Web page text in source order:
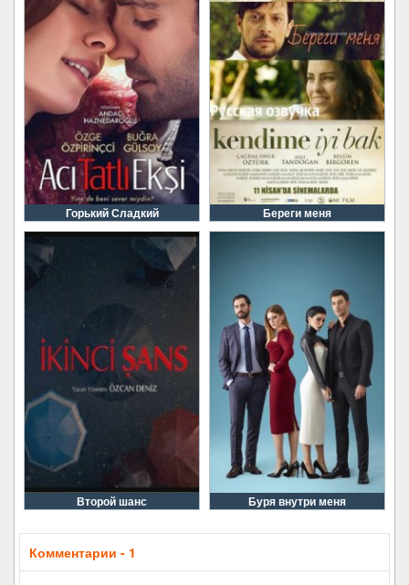
Горький Сладкий Береги меня
Второй шанс Буря внутри меня
Комментарии - 1